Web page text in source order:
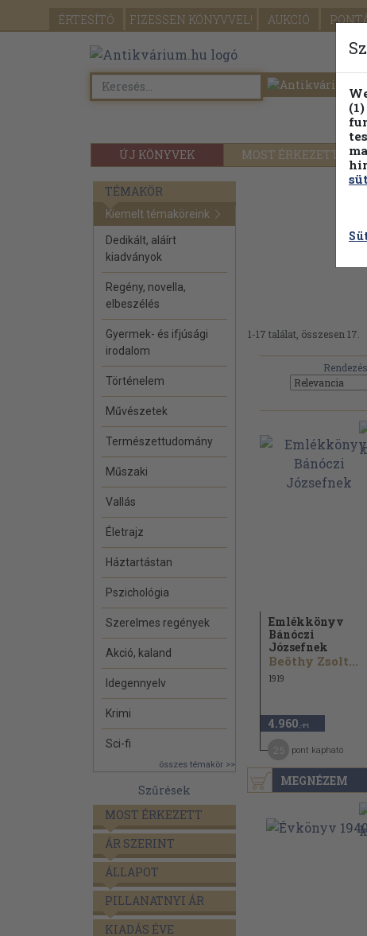
ÉRTESÍTŐ FIZESSEN KÖNYVVEL! AUKCIÓ
ÚJ KÖNYVEK MOST ÉRKEZETT
TÉMAKÖR
Kiemelt témaköreink
Dedikált, aláírt
kiadványok
Regény, novella,
elbeszélés
Gyermek- és ifjúsági
irodalom
Történelem
Művészetek
Természettudomány
Műszaki
Vallás
Életrajz
Háztartástan
Pszichológia
Szerelmes regények
Akció, kaland
Idegennyelv
Krimi
Sci-fi
összes témakör >>
Szűrések
MOST ÉRKEZETT
ÁR SZERINT
ÁLLAPOT
PILLANATNYI ÁR
KIADÁS ÉVE
1-17 találat, összesen 17.
MEGNÉZEM
Emlékkönyv
Bánóczi
Józsefnek
Beöthy Zsolt...
1919
4.960 ,-Ft
pont kapható